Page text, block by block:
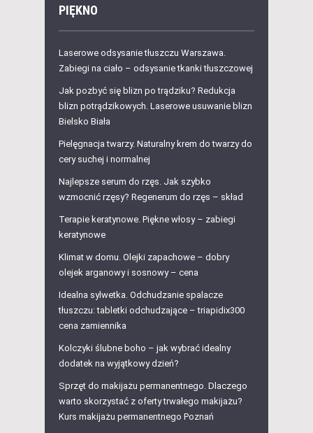
PIĘKNO
Laserowe odsysanie tłuszczu Warszawa.
Zabiegi na ciało – odsysanie tkanki tłuszczowej
Jak pozbyć się blizn po trądziku? Redukcja
blizn potrądzikowych. Laserowe usuwanie blizn
Bielsko Biała
Pielęgnacja twarzy. Naturalny krem do twarzy do
cery suchej i normalnej
Najlepsze serum do rzęs. Jak szybko
wzmocnić rzęsy? Regenerum do rzęs – skład
Terapie keratynowe. Piękne włosy – zabiegi
keratynowe
Klimat w domu. Olejki zapachowe – dobry
olejek arganowy i sosnowy – cena
Idealna sylwetka. Odchudzanie spalacze
tłuszczu: tabletki odchudzające – triapidix300
cena zamiennika
Kolczyki ślubne boho – jak wybrać idealny
dodatek na wyjątkowy dzień?
Sprzęt do makijażu permanentnego. Dlaczego
warto skorzystać z oferty trwałego makijażu?
Kurs makijażu permanentnego Poznań